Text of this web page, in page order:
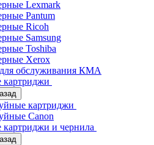
Lexmark
Pantum
Ricoh
Samsung
Toshiba
Xerox
обслуживания КМА
картриджи
Canon
и чернила